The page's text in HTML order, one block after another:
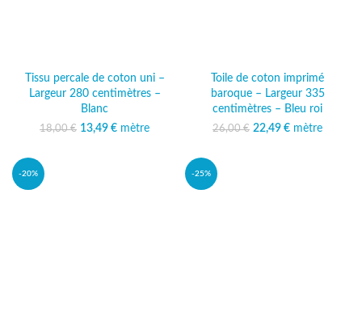
Tissu percale de coton uni –
Largeur 280 centimètres –
Blanc
18,00€ Le prix initial était :
13,49 €
Le prix
mètre
Toile de coton imprimé
baroque – Largeur 335
centimètres – Bleu roi
26,00€ Le prix initial était :
22,49 €
Le prix
mètre
-20% -25%